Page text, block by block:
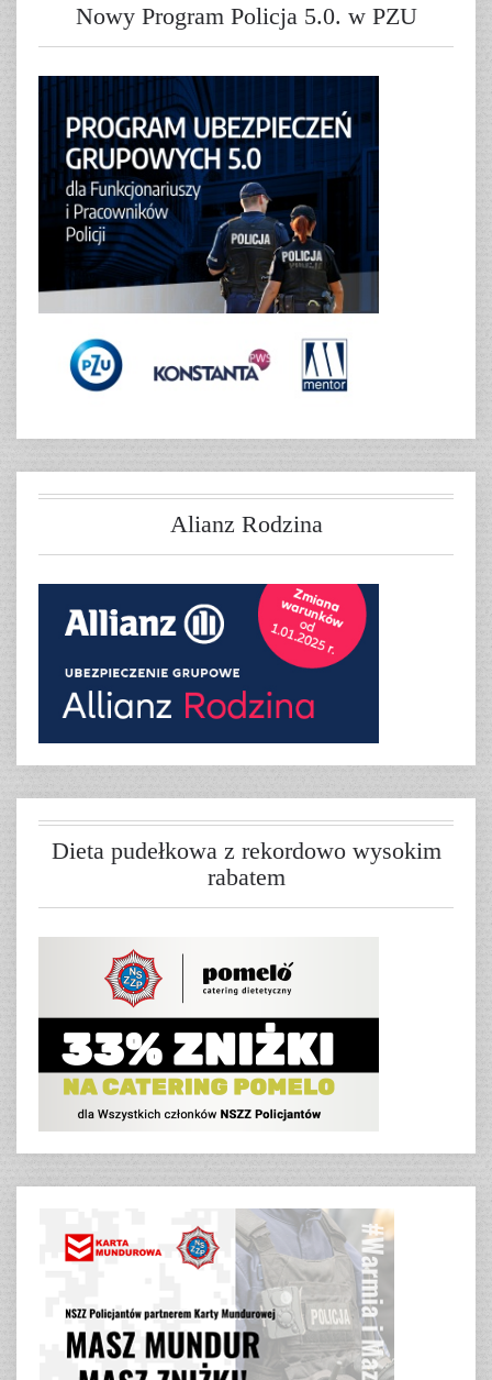
Nowy Program Policja 5.0. w PZU
Alianz Rodzina
Dieta pudełkowa z rekordowo wysokim
rabatem